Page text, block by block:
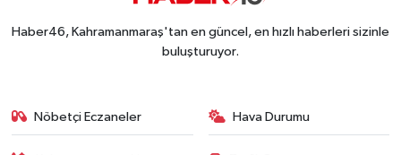
Haber46, Kahramanmaraş'tan en güncel, en hızlı haberleri sizinle
buluşturuyor.
Nöbetçi Eczaneler Hava Durumu